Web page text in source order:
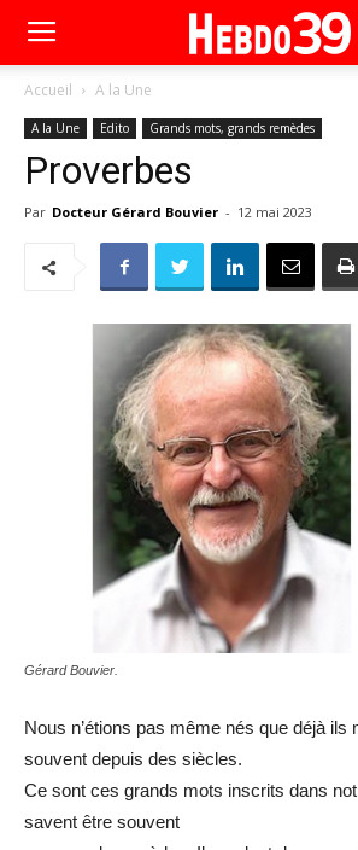
Accueil A la Une
A la Une Edito Grands mots, grands remèdes
Proverbes
Par Docteur Gérard Bouvier - 12 mai 2023
Gérard Bouvier.
Nous n’étions pas même nés que déjà ils
souvent depuis des siècles.
Ce sont ces grands mots inscrits dans
savent être souvent